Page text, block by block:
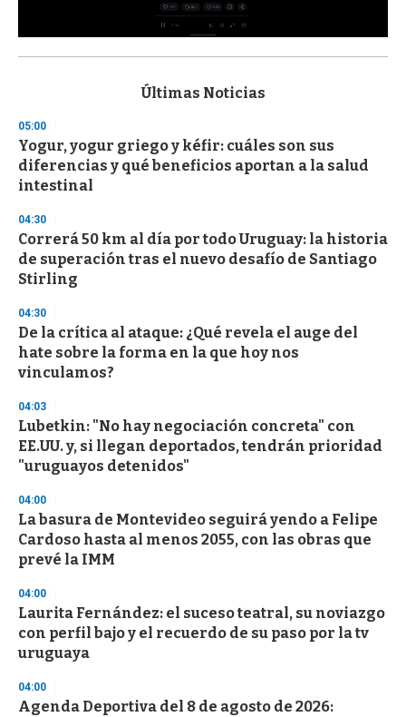
s
d
s
o
f
3
s
e
c
o
n
Últimas Noticias
05:00
Yogur, yogur griego y kéfir: cuáles son sus
diferencias y qué beneficios aportan a la salud
intestinal
04:30
Correrá 50 km al día por todo Uruguay: la historia
de superación tras el nuevo desafío de Santiago
Stirling
04:30
De la crítica al ataque: ¿Qué revela el auge del
hate sobre la forma en la que hoy nos
vinculamos?
04:03
Lubetkin: "No hay negociación concreta" con
EE.UU. y, si llegan deportados, tendrán prioridad
"uruguayos detenidos"
04:00
La basura de Montevideo seguirá yendo a Felipe
Cardoso hasta al menos 2055, con las obras que
prevé la IMM
04:00
Laurita Fernández: el suceso teatral, su noviazgo
con perfil bajo y el recuerdo de su paso por la tv
uruguaya
04:00
Agenda Deportiva del 8 de agosto de 2026: